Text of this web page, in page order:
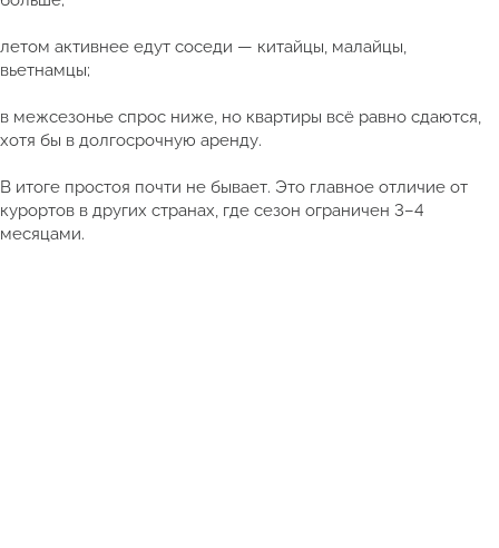
летом активнее едут соседи — китайцы, малайцы,
вьетнамцы;
в межсезонье спрос ниже, но квартиры всё равно сдаются,
хотя бы в долгосрочную аренду.
В итоге простоя почти не бывает. Это главное отличие от
курортов в других странах, где сезон ограничен 3–4
месяцами.